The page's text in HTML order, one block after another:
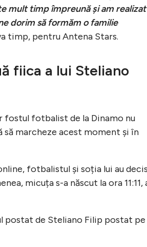
mult timp împreună și am
dorim să formăm o familie
timp, pentru Antena Stars.
fiica a lui Steliano
fostul fotbalist de la Dinamo nu
marcheze acest moment și în
fotbalistul și soția lui au
micuța s-a născut la ora 11:11,
postat de Steliano Filip postat pe